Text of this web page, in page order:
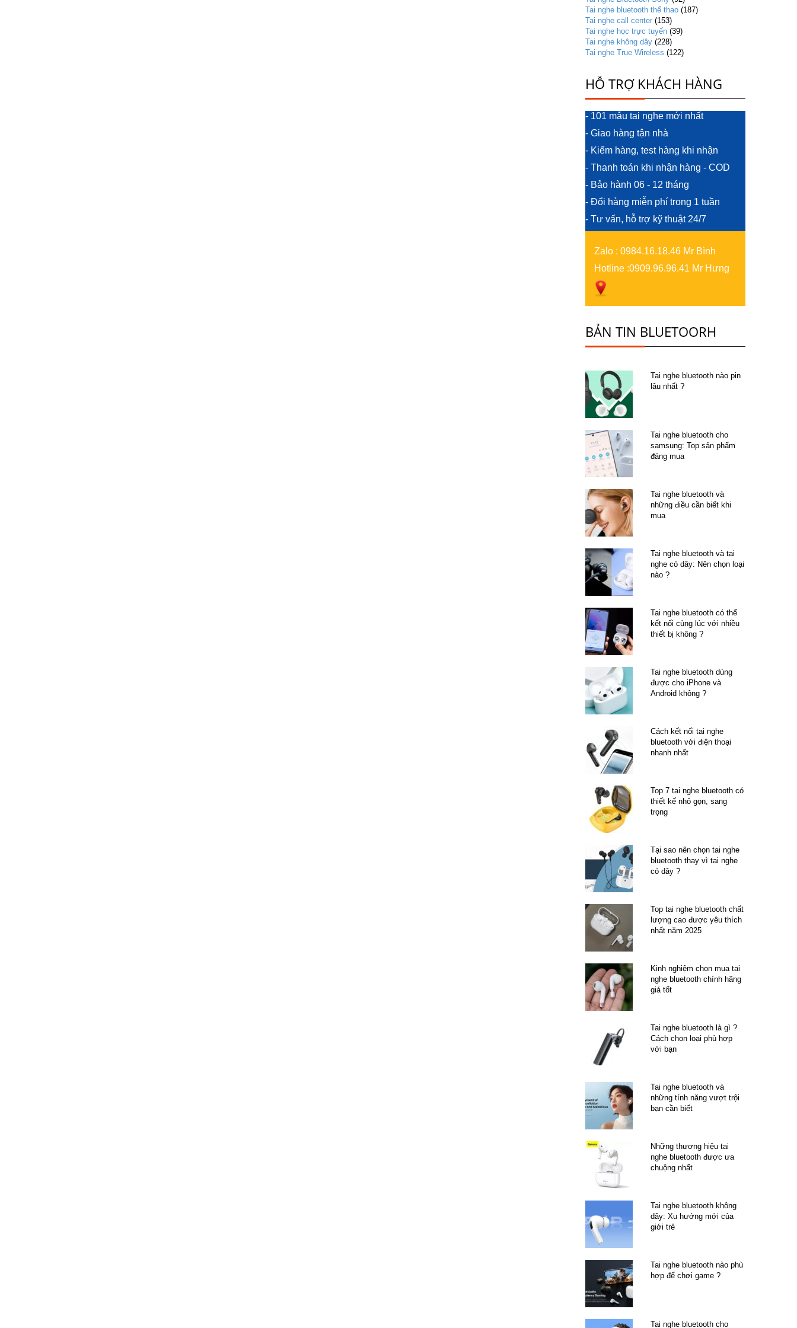
Tai nghe bluetooth thể thao (187)
Tai nghe call center (153)
Tai nghe học trực tuyến (39)
Tai nghe không dây (228)
Tai nghe True Wireless (122)
HỖ TRỢ KHÁCH HÀNG
- 101 mẫu tai nghe mới nhất
- Giao hàng tận nhà
- Kiểm hàng, test hàng khi nhận
- Thanh toán khi nhận hàng - COD
- Bảo hành 06 - 12 tháng
- Đổi hàng miễn phí trong 1 tuần
- Tư vấn, hỗ trợ kỹ thuật 24/7
Zalo : 0984.16.18.46 Mr Bình
Hotline :0909.96.96.41 Mr Hưng
BẢN TIN BLUETOORH
Tai nghe bluetooth nào pin
lâu nhất ?
Tai nghe bluetooth cho
samsung: Top sản phẩm
đáng mua
Tai nghe bluetooth và
những điều cần biết khi
mua
Tai nghe bluetooth và tai
nghe có dây: Nên chọn loại
nào ?
Tai nghe bluetooth có thể
kết nối cùng lúc với nhiều
thiết bị không ?
Tai nghe bluetooth dùng
được cho iPhone và
Android không ?
Cách kết nối tai nghe
bluetooth với điện thoại
nhanh nhất
Top 7 tai nghe bluetooth có
thiết kế nhỏ gọn, sang
trọng
Tại sao nên chọn tai nghe
bluetooth thay vì tai nghe
có dây ?
Top tai nghe bluetooth chất
lượng cao được yêu thích
nhất năm 2025
Kinh nghiệm chọn mua tai
nghe bluetooth chính hãng
giá tốt
Tai nghe bluetooth là gì ?
Cách chọn loại phù hợp
với bạn
Tai nghe bluetooth và
những tính năng vượt trội
bạn cần biết
Những thương hiệu tai
nghe bluetooth được ưa
chuộng nhất
Tai nghe bluetooth không
dây: Xu hướng mới của
giới trẻ
Tai nghe bluetooth nào phù
hợp để chơi game ?
Tai nghe bluetooth cho